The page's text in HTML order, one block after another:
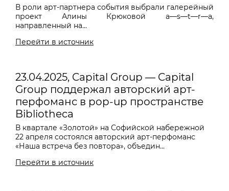
В роли арт-партнера события выбрали галерейный
проект Алины Крюковой a—s—t—r—a,
направленный на...
Перейти в источник
23.04.2025, Capital Group — Capital
Group поддержал авторский арт-
перфоманс в pop-up пространстве
Bibliotheca
В квартале «Золотой» на Софийской набережной
22 апреля состоялся авторский арт-перфоманс
«Наша встреча без повтора», объедин...
Перейти в источник